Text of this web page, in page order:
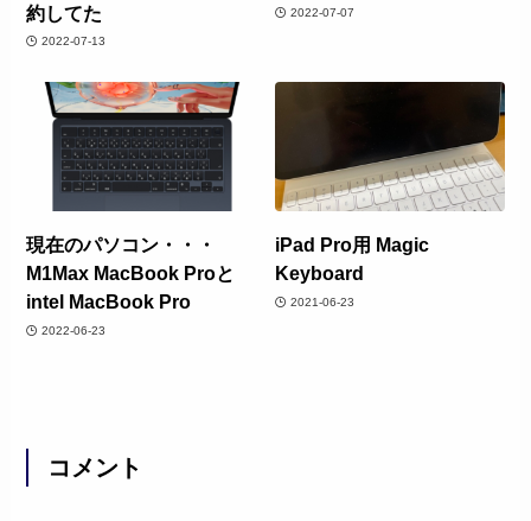
約してた
2022-07-13
2022-07-07
現在のパソコン・・・
M1Max MacBook Proと
intel MacBook Pro
2022-06-23
iPad Pro用 Magic
Keyboard
2021-06-23
コメント